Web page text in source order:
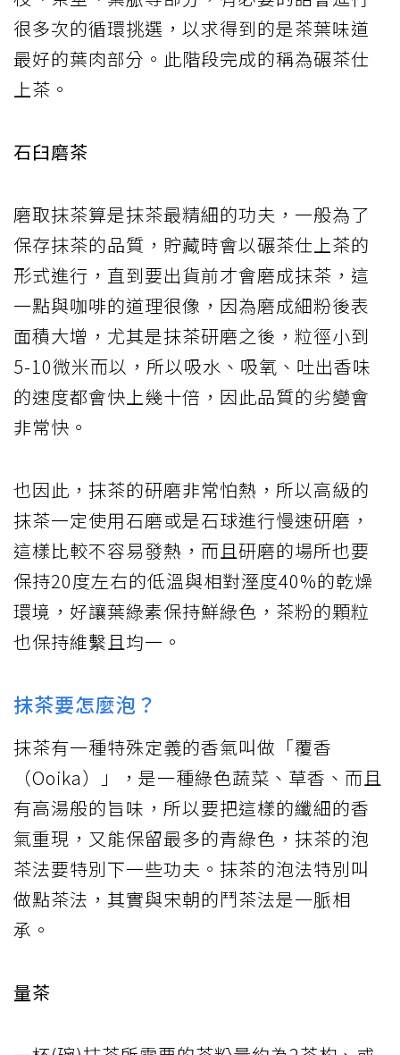
很多次的循環挑選，以求得到的是茶葉味道
最好的葉肉部分。此階段完成的稱為碾茶仕
上茶。
石臼磨茶
磨取抹茶算是抹茶最精細的功夫，一般為了
保存抹茶的品質，貯藏時會以碾茶仕上茶的
形式進行，直到要出貨前才會磨成抹茶，這
一點與咖啡的道理很像，因為磨成細粉後表
面積大增，尤其是抹茶研磨之後，粒徑小到
5-10微米而以，所以吸水、吸氧、吐出香味
的速度都會快上幾十倍，因此品質的劣變會
非常快。
也因此，抹茶的研磨非常怕熱，所以高級的
抹茶一定使用石磨或是石球進行慢速研磨，
這樣比較不容易發熱，而且研磨的場所也要
保持20度左右的低溫與相對溼度40%的乾燥
環境，好讓葉綠素保持鮮綠色，茶粉的顆粒
也保持維繫且均一。
抹茶要怎麼泡？
抹茶有一種特殊定義的香氣叫做「覆香
（Ooika）」，是一種綠色蔬菜、草香、而且
有高湯般的旨味，所以要把這樣的纖細的香
氣重現，又能保留最多的青綠色，抹茶的泡
茶法要特別下一些功夫。抹茶的泡法特別叫
做點茶法，其實與宋朝的鬥茶法是一脈相
承。
量茶